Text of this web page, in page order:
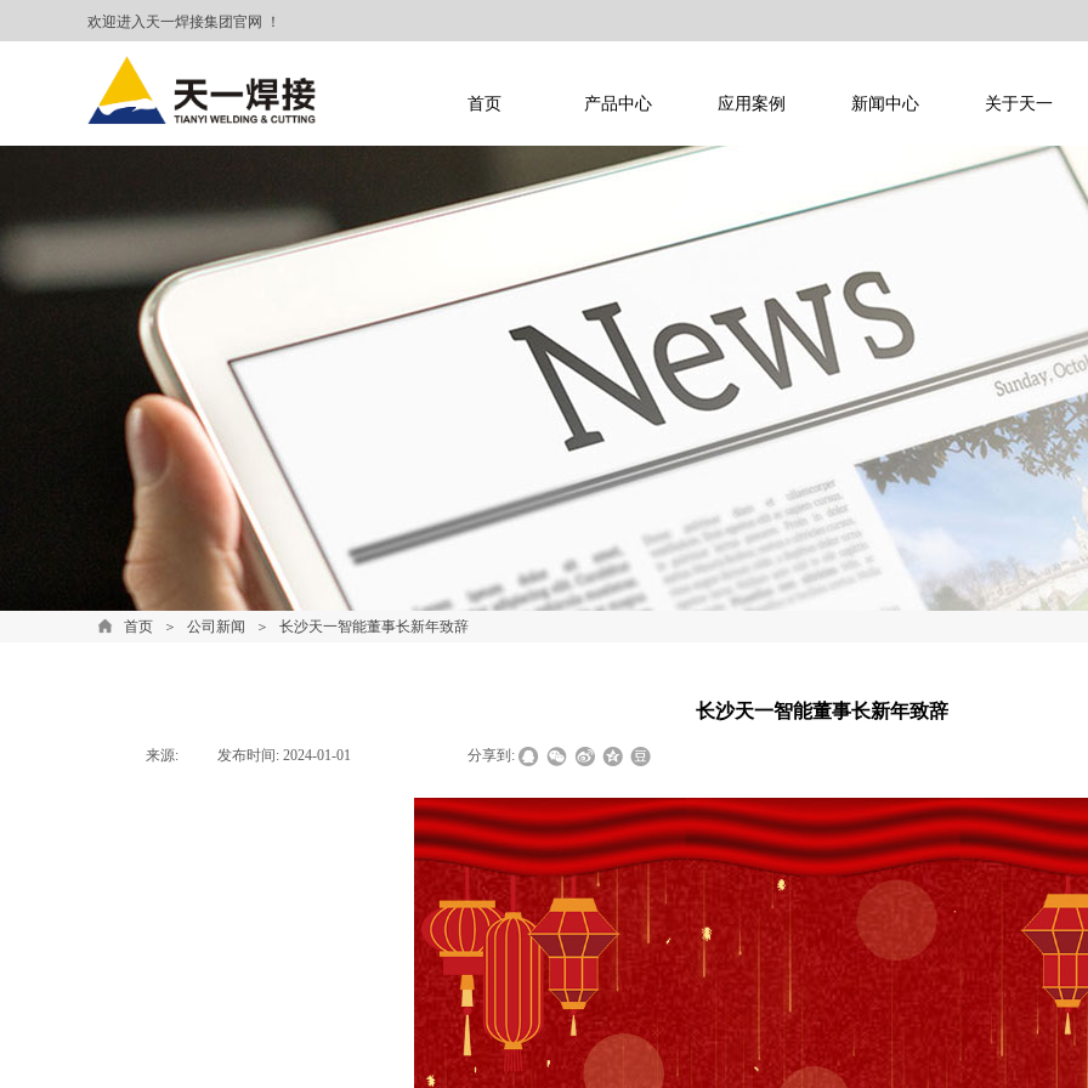
欢迎进入天一焊接集团官网 ！
首页 产品中心 应用案例 新闻中心 关于天一
首页 ＞ 公司新闻 ＞ 长沙天一智能董事长新年致辞
长沙天一智能董事长新年致辞
来源: 发布时间: 2024-01-01 分享到: